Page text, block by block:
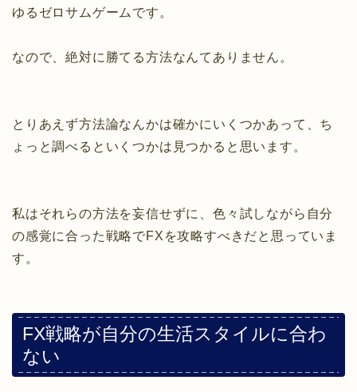
ゆるゼロサムゲームです。
なので、絶対に勝てる方法なんてありません。
とりあえず方法論なんかは確かにいくつかあって、ち
ょっと調べるといくつかは見つかると思います。
私はそれらの方法を妄信せずに、色々試しながら自分
の感覚に合った戦略でFXを攻略すべきだと思っていま
す。
FX戦略が自分の生活スタイルに合わ
ない